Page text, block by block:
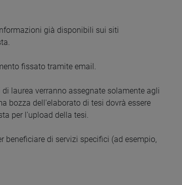
già disponibili sui siti
fissato tramite email.
laurea verranno assegnate solamente agli
bozza dell'elaborato di tesi dovrà essere
per l'upload della tesi.
di servizi specifici (ad esempio,